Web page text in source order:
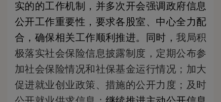
实的的工作机制，并多次开会强调政府信息
公开工作重要性，要求各股室、中心全力配
合，确保相关工作顺利推进。
同时，我局积
极落实社会保险信息披露制度，定期公布参
加社会保险情况和社保基金运行情况； 加大
促进就业创业政策、措施的公开力度；及时